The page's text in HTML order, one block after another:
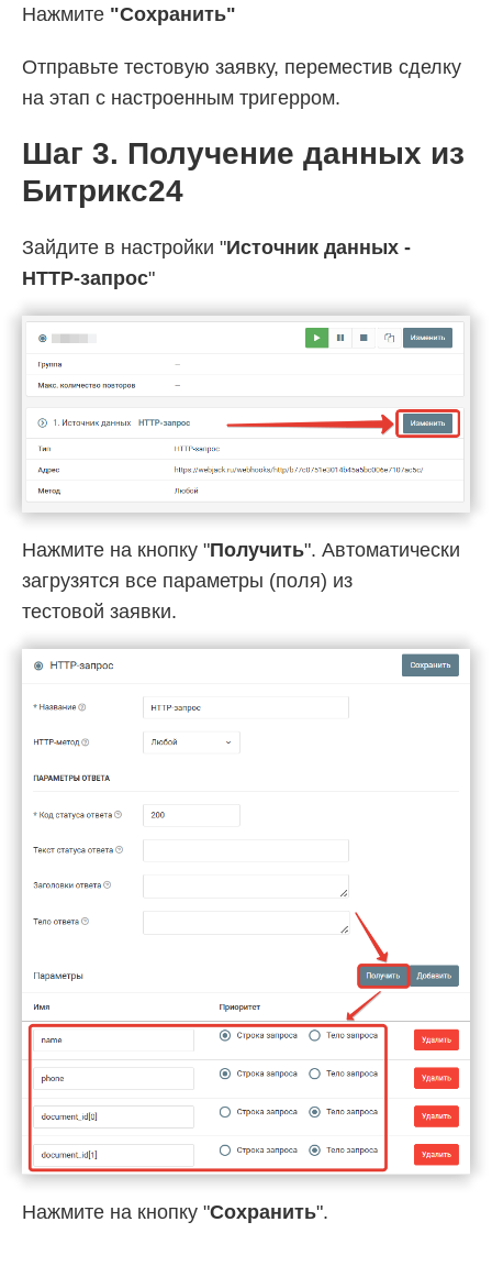
Нажмите "Сохранить"
Отправьте тестовую заявку, переместив сделку
на этап с настроенным тригерром.
Шаг 3. Получение данных из
Битрикс24
Зайдите в настройки "Источник данных -
HTTP-запрос"
Нажмите на кнопку "Получить". Автоматически
загрузятся все параметры (поля) из
тестовой заявки.
Нажмите на кнопку "Сохранить".